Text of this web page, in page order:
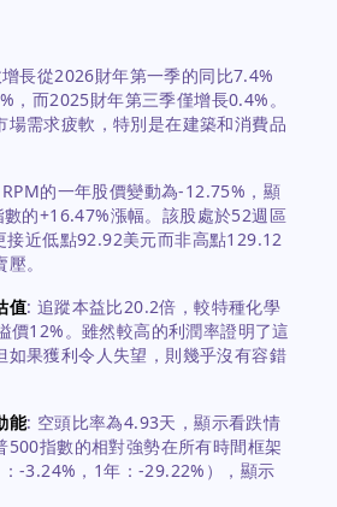
長從2026財年第一季的同比7.4%
，而2025財年第三季僅增長0.4%。
場需求疲軟，特別是在建築和消費品
RPM的一年股價變動為-12.75%，顯
的+16.47%漲幅。該股處於52週區
接近低點92.92美元而非高點129.12
。
值: 追蹤本益比20.2倍，較特種化學
價12%。雖然較高的利潤率證明了這
如果獲利令人失望，則幾乎沒有容錯
能: 空頭比率為4.93天，顯示看跌情
500指數的相對強勢在所有時間框架
-3.24%，1年：-29.22%），顯示